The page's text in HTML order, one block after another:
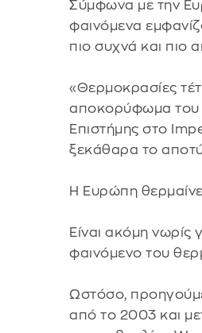
Σύμφωνα με την
φαινόμενα
πιο συχνά και πιο
«Θερμοκρασίες
αποκορύφωμα του
Επιστήμης στο
ξεκάθαρα το
Η Ευρώπη
Είναι ακόμη νωρίς
φαινόμενο του
Ωστόσο,
από το 2003 και